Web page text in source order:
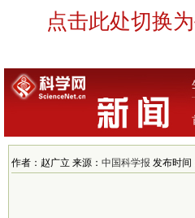
点击此处切换
作者：赵广立 来源： 中国科学报 发布时间